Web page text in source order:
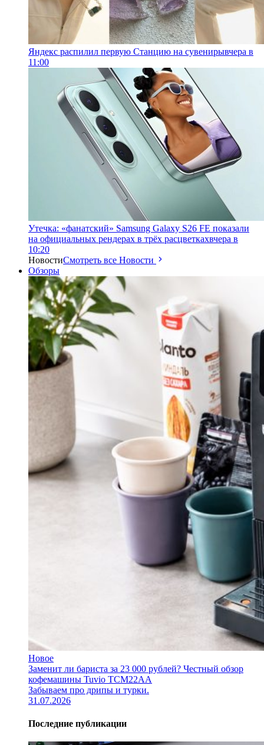
Яндекс распилил первую Станцию на сувенирывчера в
11:00
Утечка: «фанатский» Samsung Galaxy S26 FE показали
на официальных рендерах в трёх расцветкахвчера в
10:20
НовостиСмотреть все Новости
Обзоры
Новое
Заменит ли бариста за 23 000 рублей? Честный обзор
кофемашины Tuvio TCM22AA
Забываем про дрипы и турки.
31.07.2026
Последние публикации